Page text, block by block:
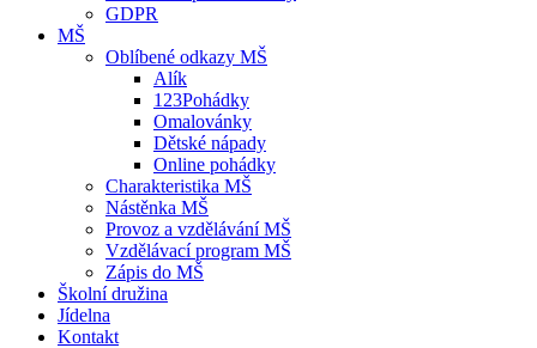
GDPR
MŠ
Oblíbené odkazy MŠ
Alík
123Pohádky
Omalovánky
Dětské nápady
Online pohádky
Charakteristika MŠ
Nástěnka MŠ
Provoz a vzdělávání MŠ
Vzdělávací program MŠ
Zápis do MŠ
Školní družina
Jídelna
Kontakt